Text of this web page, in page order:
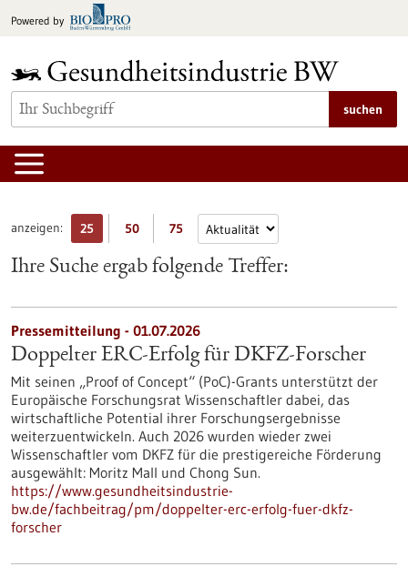
Inhalt
Powered by
suchen
anzeigen: 25 50 75
Ihre Suche ergab folgende Treffer:
Pressemitteilung - 01.07.2026
Doppelter ERC-Erfolg für DKFZ-Forscher
Mit seinen „Proof of Concept“ (PoC)-Grants unterstützt der
Europäische Forschungsrat Wissenschaftler dabei, das
wirtschaftliche Potential ihrer Forschungsergebnisse
weiterzuentwickeln. Auch 2026 wurden wieder zwei
Wissenschaftler vom DKFZ für die prestigereiche Förderung
ausgewählt: Moritz Mall und Chong Sun.
https://www.gesundheitsindustrie-
bw.de/fachbeitrag/pm/doppelter-erc-erfolg-fuer-dkfz-
forscher